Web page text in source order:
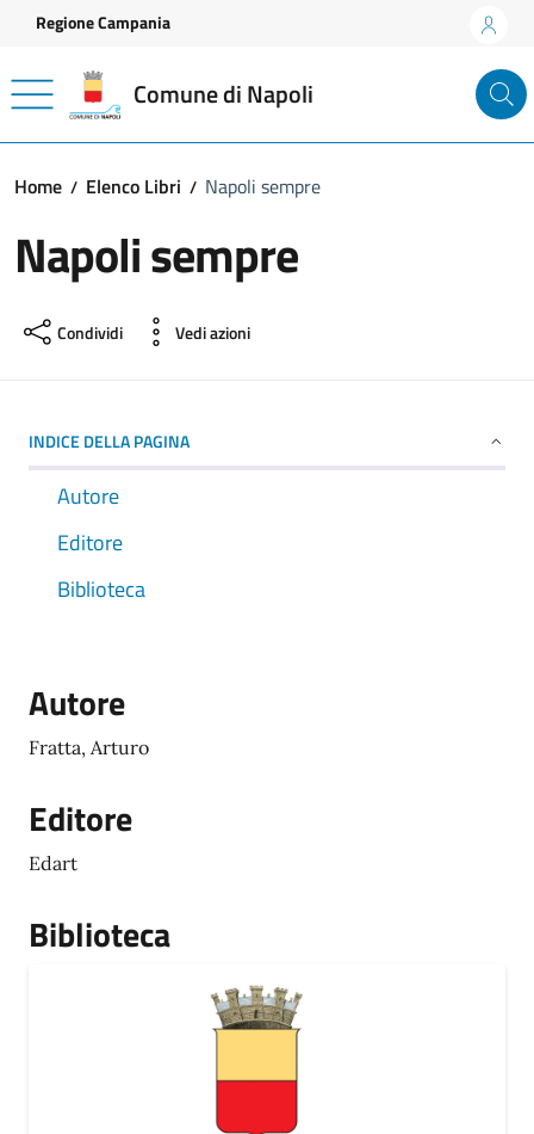
Vai ai contenuti
Vai al footer
Regione Campania
Comune di Napoli
Home Elenco Libri Napoli sempre
Napoli sempre
Condividi Vedi azioni
INDICE DELLA PAGINA
Autore
Editore
Biblioteca
Autore
Fratta, Arturo
Editore
Edart
Biblioteca